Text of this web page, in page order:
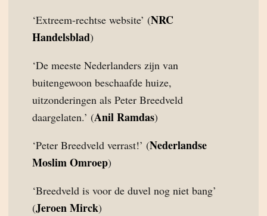
‘Extreem-rechtse website’ (NRC
Handelsblad)
‘De meeste Nederlanders zijn van
buitengewoon beschaafde huize,
uitzonderingen als Peter Breedveld
daargelaten.’ (Anil Ramdas)
‘Peter Breedveld verrast!’ (Nederlandse
Moslim Omroep)
‘Breedveld is voor de duvel nog niet bang’
(Jeroen Mirck)